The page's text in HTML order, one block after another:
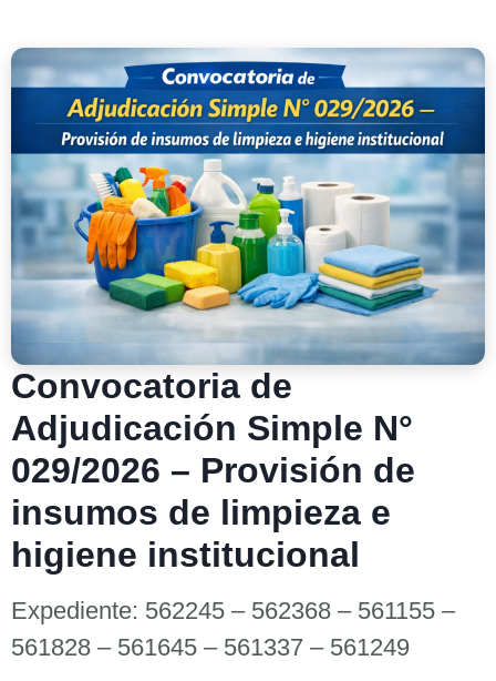
Convocatoria de
Adjudicación Simple N°
029/2026 – Provisión de
insumos de limpieza e
higiene institucional
Expediente: 562245 – 562368 – 561155 –
561828 – 561645 – 561337 – 561249